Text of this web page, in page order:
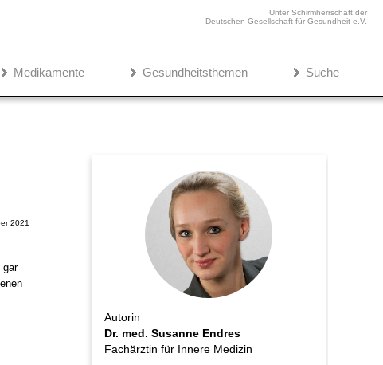
Unter Schirmherrschaft der
Deutschen Gesellschaft für Gesundheit e.V.
Medikamente Gesundheitsthemen Suche
2021
gar
Autorin
Dr. med. Susanne Endres
Fachärztin für Innere Medizin